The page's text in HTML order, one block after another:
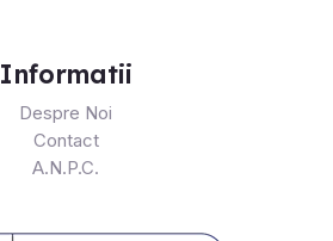
Informatii
Despre Noi
Contact
A.N.P.C.